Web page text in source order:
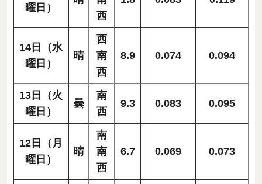
曜日）
西
14日（水
曜日）
晴
西
南
西
8.9 0.074 0.094
13日（火
曜日）
曇
南
西
9.3 0.083 0.095
12日（月
曜日）
晴
南
南
西
6.7 0.069 0.073